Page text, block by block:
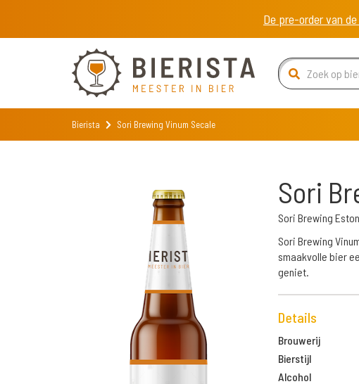
De pre-order van
Bierista Sori Brewing Vinum Secale
Sori
Sori Brewing
Sori Brewing
smaakvolle bier
geniet.
Details
Brouwerij
Bierstijl
Alcohol